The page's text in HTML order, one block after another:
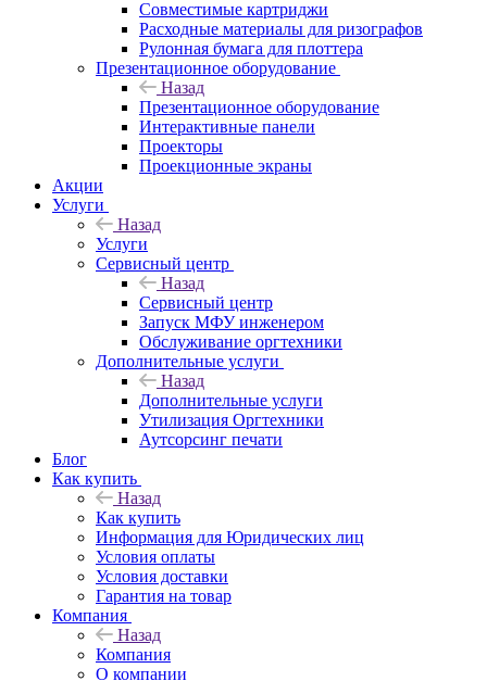
Совместимые картриджи
Расходные материалы для ризографов
Рулонная бумага для плоттера
Презентационное оборудование
Назад
Презентационное оборудование
Интерактивные панели
Проекторы
Проекционные экраны
Акции
Услуги
Назад
Услуги
Сервисный центр
Назад
Сервисный центр
Запуск МФУ инженером
Обслуживание оргтехники
Дополнительные услуги
Назад
Дополнительные услуги
Утилизация Оргтехники
Аутсорсинг печати
Блог
Как купить
Назад
Как купить
Информация для Юридических лиц
Условия оплаты
Условия доставки
Гарантия на товар
Компания
Назад
Компания
О компании